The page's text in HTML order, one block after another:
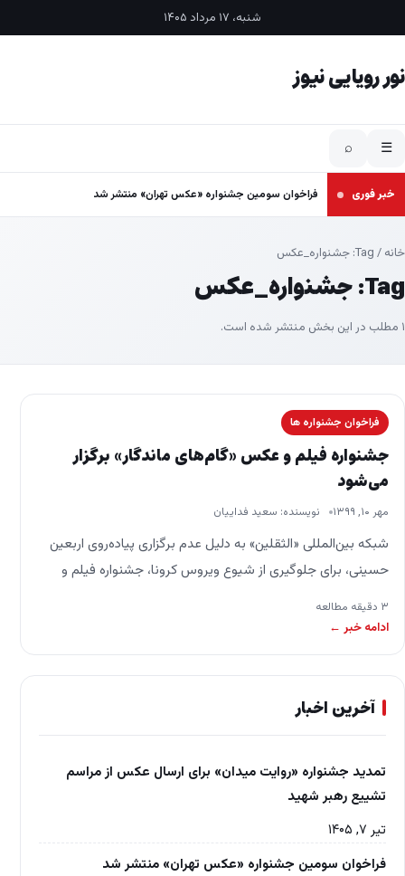
شنبه، ۱۷ مرداد ۱۴۰۵
نور رویایی نیوز
☰
⌕
خبر فوری فراخوان سومین جشنواره «عکس تهران» منتشر شد
خانه / Tag: جشنواره_عکس
Tag: جشنواره_عکس
۱ مطلب در این بخش منتشر شده است.
فراخوان جشنواره ها
جشنواره فیلم و عکس «گام‌های ماندگار» برگزار
می‌شود
مهر ۱۰, ۱۳۹۹ نویسنده: سعید فداییان
شبکه بین‌المللی «الثقلین» به دلیل عدم برگزاری پیاده‌روی اربعین
حسینی، برای جلوگیری از شیوع ویروس کرونا، جشنواره فیلم و
عکس «گام‌های ماندگار» را برگزار می‌کند.…۳ دقیقه مطالعه
ادامه خبر ←
آخرین اخبار
تمدید جشنواره «روایت میدان» برای ارسال عکس از مراسم
تشییع رهبر شهید
تیر ۷, ۱۴۰۵
فراخوان سومین جشنواره «عکس تهران» منتشر شد